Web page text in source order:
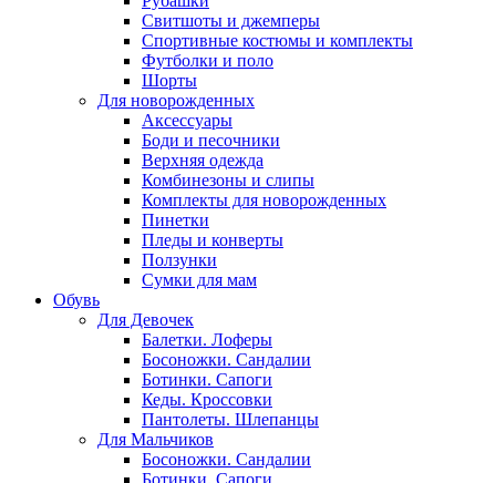
Свитшоты и джемперы
Спортивные костюмы и комплекты
Футболки и поло
Шорты
Для новорожденных
Аксессуары
Боди и песочники
Верхняя одежда
Комбинезоны и слипы
Комплекты для новорожденных
Пинетки
Пледы и конверты
Ползунки
Сумки для мам
Обувь
Для Девочек
Балетки. Лоферы
Босоножки. Сандалии
Ботинки. Сапоги
Кеды. Кроссовки
Пантолеты. Шлепанцы
Для Мальчиков
Босоножки. Сандалии
Ботинки. Сапоги